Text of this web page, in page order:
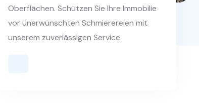
Oberflächen. Schützen Sie Ihre Immobilie
vor unerwünschten Schmierereien mit
unserem zuverlässigen Service.